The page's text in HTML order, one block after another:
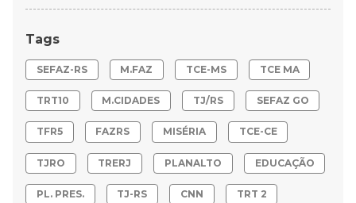
Tags
SEFAZ-RS M.FAZ TCE-MS TCE MA
TRT10 M.CIDADES TJ/RS SEFAZ GO
TFR5 FAZRS MISÉRIA TCE-CE
TJRO TRERJ PLANALTO EDUCAÇÃO
PL. PRES. TJ-RS CNN TRT 2